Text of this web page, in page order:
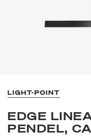
LIGHT-POINT
EDGE
PENDEL,